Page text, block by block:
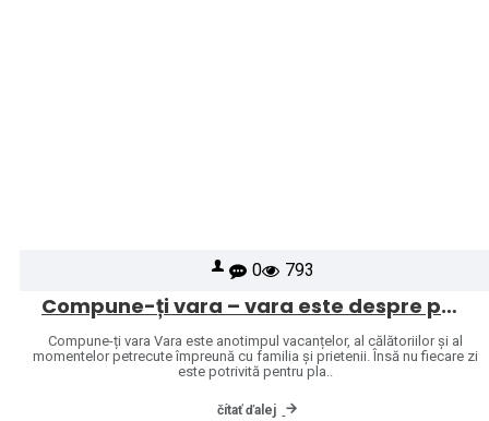
0 793
Compune-ți vara – vara este despre puzzle-uri
Compune-ți vara Vara este anotimpul vacanțelor, al călătoriilor și al
momentelor petrecute împreună cu familia și prietenii. Însă nu fiecare zi
este potrivită pentru pla..
čítať ďalej